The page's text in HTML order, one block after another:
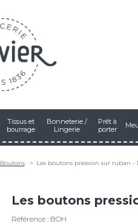
Tissus et
bourrage
Bonneterie /
Lingerie
Prêt à
porter
Boutons Les boutons pression sur ruban -
Les boutons
Référence : BOH